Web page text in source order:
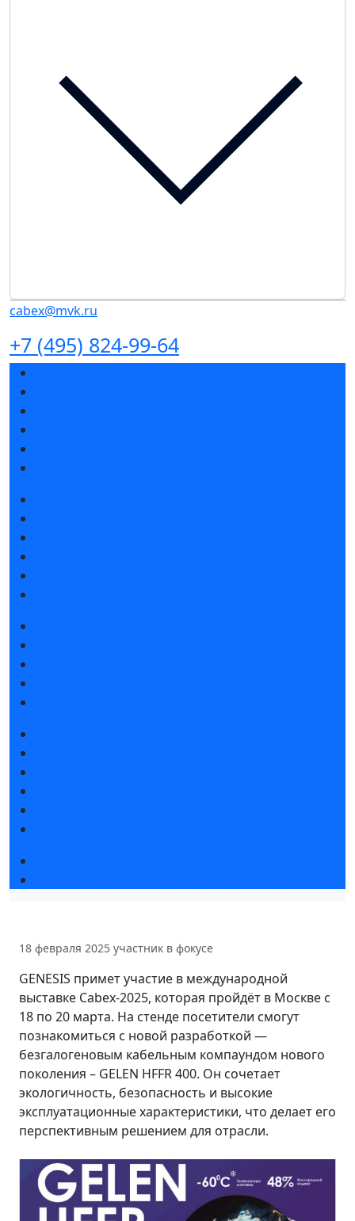
cabex@mvk.ru
+7 (495) 824-99-64
18 февраля 2025 участник в фокусе
GENESIS примет участие в международной
выставке Cabex-2025, которая пройдёт в Москве с
18 по 20 марта. На стенде посетители смогут
познакомиться с новой разработкой —
безгалогеновым кабельным компаундом нового
поколения – GELEN HFFR 400. Он сочетает
экологичность, безопасность и высокие
эксплуатационные характеристики, что делает его
перспективным решением для отрасли.